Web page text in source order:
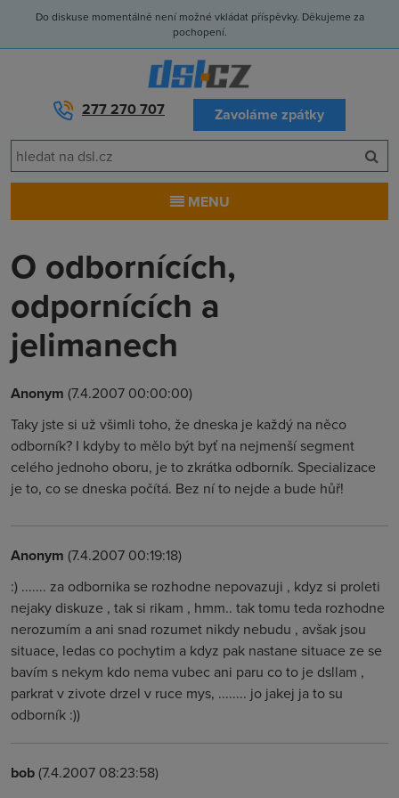
Do diskuse momentálně není možné vkládat příspěvky. Děkujeme za
pochopení.
277 270 707 Zavoláme zpátky
MENU
O odbornících,
odpornících a
jelimanech
Anonym (7.4.2007 00:00:00)
Taky jste si už všimli toho, že dneska je každý na něco
odborník? I kdyby to mělo být byť na nejmenší segment
celého jednoho oboru, je to zkrátka odborník. Specializace
je to, co se dneska počítá. Bez ní to nejde a bude hůř!
Anonym (7.4.2007 00:19:18)
:) ....... za odbornika se rozhodne nepovazuji , kdyz si proleti
nejaky diskuze , tak si rikam , hmm.. tak tomu teda rozhodne
nerozumím a ani snad rozumet nikdy nebudu , avšak jsou
situace, ledas co pochytim a kdyz pak nastane situace ze se
bavím s nekym kdo nema vubec ani paru co to je dsllam ,
parkrat v zivote drzel v ruce mys, ........ jo jakej ja to su
odborník :))
bob(7.4.2007 08:23:58)